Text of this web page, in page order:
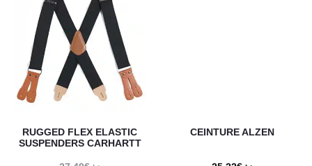
RUGGED FLEX ELASTIC
SUSPENDERS CARHARTT
CEINTURE ALZEN